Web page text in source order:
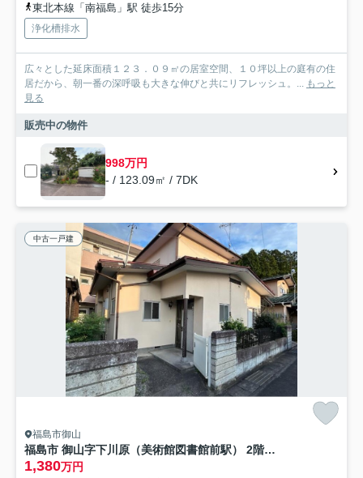
東北本線「南福島」駅 徒歩15分
浄化槽排水
広々とした延床面積１２３．０９㎡の居室空間、１０坪以上の庭有の住
居だから、朝一番の深呼吸も大きな伸びと共にリフレッシュ。...
もっと
見る
販売中の物件
998万円
- / 123.09㎡ / 7DK
中古一戸建
福島市御山
福島市 御山字下川原（美術館図書館前駅） 2階建 ４ＤＫ
1,380万円